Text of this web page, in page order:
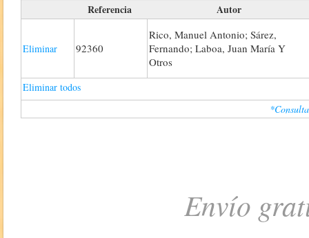
Referencia Autor
Eliminar 92360
Rico, Manuel Antonio; Sárez,
Fernando; Laboa, Juan María Y
Otros
Eliminar todos
Envío